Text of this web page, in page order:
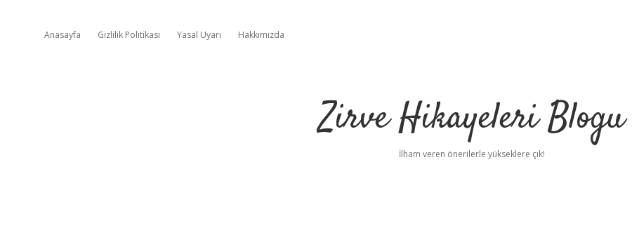
Anasayfa Gizlilik Politikası Yasal Uyarı Hakkımızda
Zirve Hikayeleri Blogu
İlham veren önerilerle yükseklere çık!